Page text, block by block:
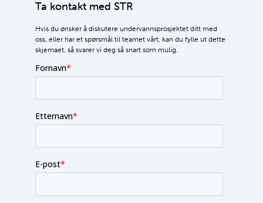
Ta kontakt med STR
Hvis du ønsker å diskutere undervannsprosjektet ditt med
oss, eller har et spørsmål til teamet vårt, kan du fylle ut dette
skjemaet, så svarer vi deg så snart som mulig.